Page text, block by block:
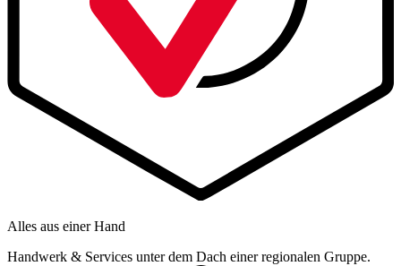
Alles aus einer Hand
Handwerk & Services unter dem Dach einer regionalen Gruppe.